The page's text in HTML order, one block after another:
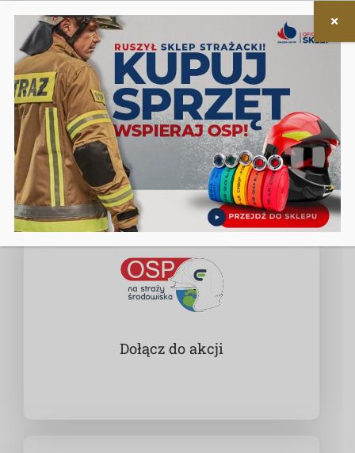
Nieodpłatna pomoc prawna
w zakresie związanym z funkcjonowaniem OSP
Dołącz do akcji